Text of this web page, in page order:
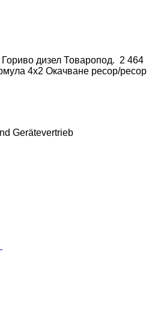
Гориво дизел Товаропод. 2 464
4x2 Окачване ресор/ресор
Gerätevertrieb